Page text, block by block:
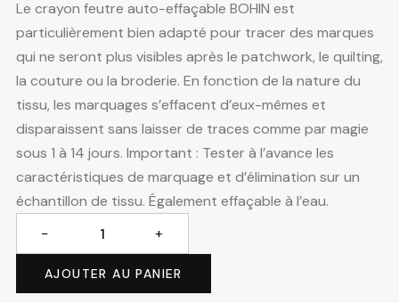
Le crayon feutre auto-effaçable BOHIN est
particulièrement bien adapté pour tracer des marques
qui ne seront plus visibles après le patchwork, le quilting,
la couture ou la broderie. En fonction de la nature du
tissu, les marquages s’effacent d’eux-mêmes et
disparaissent sans laisser de traces comme par magie
sous 1 à 14 jours. Important : Tester à l’avance les
caractéristiques de marquage et d’élimination sur un
échantillon de tissu. Également effaçable à l’eau.
Crayon
− +
AJOUTER AU PANIER